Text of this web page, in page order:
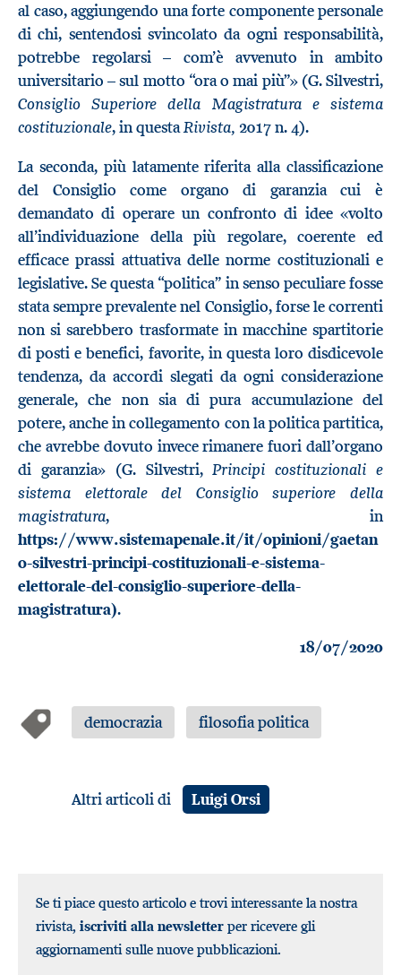
al caso, aggiungendo una forte componente personale
di chi, sentendosi svincolato da ogni responsabilità,
potrebbe regolarsi – com’è avvenuto in ambito
universitario – sul motto “ora o mai più”» (G. Silvestri,
Consiglio Superiore della Magistratura e sistema
costituzionale, in questaRivista, 2017 n. 4).
La seconda, più latamente riferita alla classificazione
del Consiglio come organo di garanzia cui è
demandato di operare un confronto di idee «volto
all’individuazione della più regolare, coerente ed
efficace prassi attuativa delle norme costituzionali e
legislative. Se questa “politica” in senso peculiare fosse
stata sempre prevalente nel Consiglio, forse le correnti
non si sarebbero trasformate in macchine spartitorie
di posti e benefici, favorite, in questa loro disdicevole
tendenza, da accordi slegati da ogni considerazione
generale, che non sia di pura accumulazione del
potere, anche in collegamento con la politica partitica,
che avrebbe dovuto invece rimanere fuori dall’organo
di garanzia» (G. Silvestri,Principi costituzionali e
sistema elettorale del Consiglio superiore della
magistratura, in
https://www.sistemapenale.it/it/opinioni/gaetan
o-silvestri-principi-costituzionali-e-sistema-
elettorale-del-consiglio-superiore-della-
magistratura).
18/07/2020
democrazia filosofia politica
Altri articoli di Luigi Orsi
Se ti piace questo articolo e trovi interessante la nostra
rivista, iscriviti alla newsletter per ricevere gli
aggiornamenti sulle nuove pubblicazioni.